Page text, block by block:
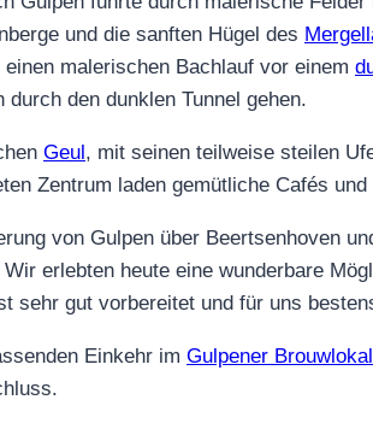
und die sanften Hügel des
malerischen Bachlauf vor einem
durch den dunklen Tunnel gehen.
Geul , mit seinen teilweise steilen
Zentrum laden gemütliche Cafés
von Gulpen über Beertsenhoven
erlebten heute eine wunderbare
sehr gut vorbereitet und für uns
Einkehr im Gulpener